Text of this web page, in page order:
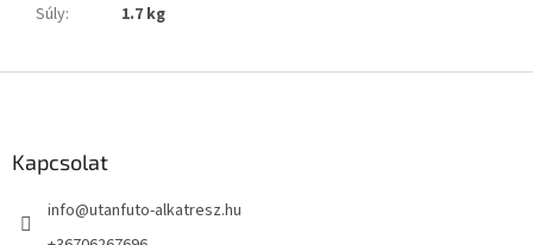
Súly: 1.7 kg
Kapcsolat
info@utanfuto-alkatresz.hu